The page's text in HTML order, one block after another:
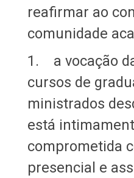
reafirmar ao
comunidade
1. a vocação
cursos de
ministrados
está
comprometida
presencial e